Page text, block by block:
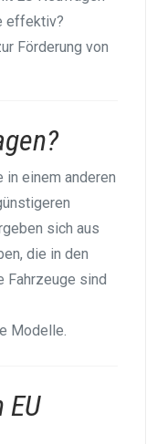
effektiv?
Förderung von
in einem anderen
sich aus
die in den
Fahrzeuge sind
Modelle.